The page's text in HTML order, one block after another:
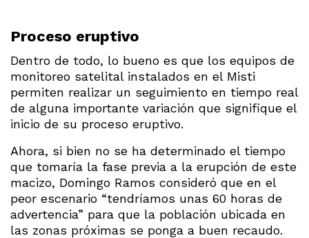
Proceso eruptivo
Dentro de todo, lo bueno es que los equipos de
monitoreo satelital instalados en el Misti
permiten realizar un seguimiento en tiempo real
de alguna importante variación que signifique el
inicio de su proceso eruptivo.
Ahora, si bien no se ha determinado el tiempo
que tomaría la fase previa a la erupción de este
macizo, Domingo Ramos consideró que en el
peor escenario “tendríamos unas 60 horas de
advertencia” para que la población ubicada en
las zonas próximas se ponga a buen recaudo.